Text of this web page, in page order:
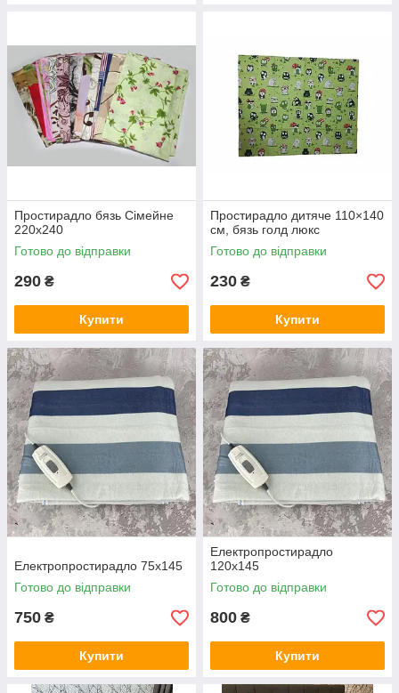
Простирадло бязь Сімейне
220х240
Готово до відправки
290 ₴
Купити
Простирадло дитяче 110×140
см, бязь голд люкс
Готово до відправки
230 ₴
Купити
Електропростирадло 75х145
Готово до відправки
750 ₴
Купити
Електропростирадло
120х145
Готово до відправки
800 ₴
Купити